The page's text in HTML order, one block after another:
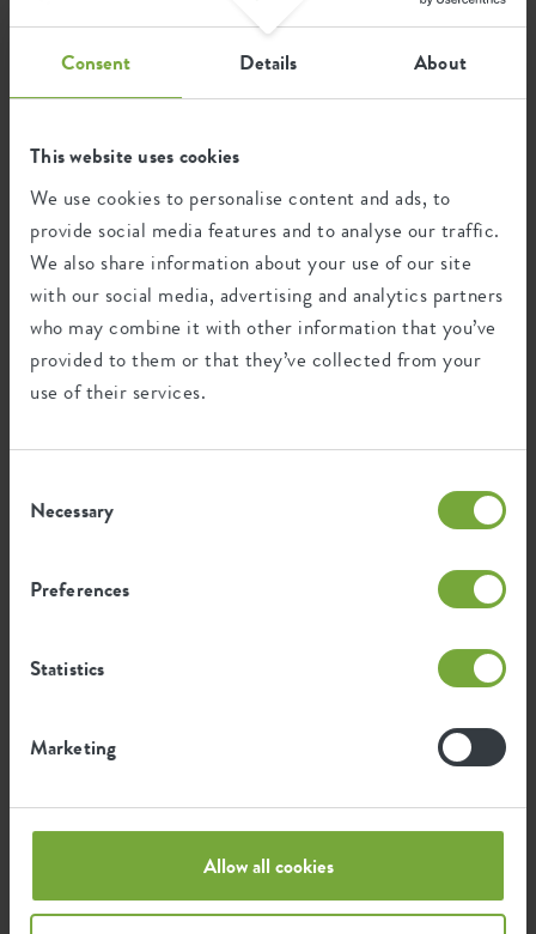
Consent Details About
This website uses cookies
We use cookies to personalise content and ads, to
provide social media features and to analyse our traffic.
We also share information about your use of our site
with our social media, advertising and analytics partners
who may combine it with other information that you’ve
provided to them or that they’ve collected from your
use of their services.
Selection
Necessary
Preferences
Statistics
Marketing
Allow all cookies
Wiederverwertung
Dieses Produkt besteht zu 100% aus
Post-Verbraucher-Abfällen und zu 0% aus
Post-industriellen Abfällen.
Zertifikate Garantie
99
UV-beständig
frostbeständig
Energie bei der Herstellung dieses